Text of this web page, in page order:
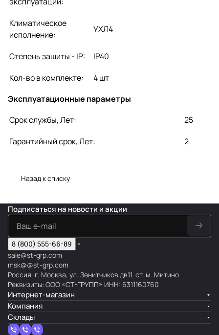
Климатическое
исполнение:
УХЛ4
Степень защиты - IP:
IP40
Кол-во в комплекте:
4 шт
Эксплуатационные параметры
Срок службы, Лет:
25
Гарантийный срок, Лет:
2
Назад к списку
Подписаться на новости и акции
8 (800) 555-66-89
sale@st-grp.com
msk@@st-grp.com
Россия, г. Москва, ул. Зенитчиков дв11. ст. м. Митино
Реквизиты: ООО «СТ-ГРУПП» ИНН: 6311160760
Интернет-магазин
Компания
Склады